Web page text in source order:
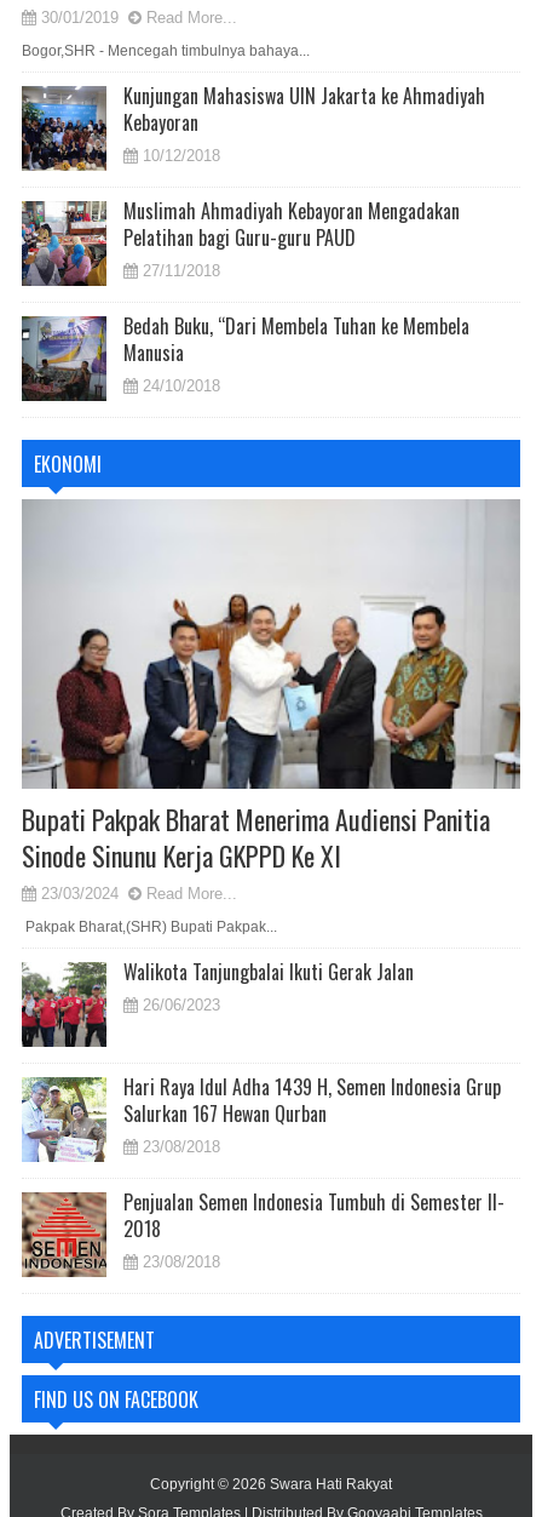
30/01/2019 Read More...
Bogor,SHR - Mencegah timbulnya bahaya...
Kunjungan Mahasiswa UIN Jakarta ke Ahmadiyah
Kebayoran
10/12/2018
Muslimah Ahmadiyah Kebayoran Mengadakan
Pelatihan bagi Guru-guru PAUD
27/11/2018
Bedah Buku, “Dari Membela Tuhan ke Membela
Manusia
24/10/2018
EKONOMI
Bupati Pakpak Bharat Menerima Audiensi Panitia
Sinode Sinunu Kerja GKPPD Ke XI
23/03/2024 Read More...
Pakpak Bharat,(SHR) Bupati Pakpak...
Walikota Tanjungbalai Ikuti Gerak Jalan
26/06/2023
Hari Raya Idul Adha 1439 H, Semen Indonesia Grup
Salurkan 167 Hewan Qurban
23/08/2018
Penjualan Semen Indonesia Tumbuh di Semester II-
2018
23/08/2018
ADVERTISEMENT
FIND US ON FACEBOOK
Copyright © 2026 Swara Hati Rakyat
Created By Sora Templates| Distributed By Gooyaabi Templates